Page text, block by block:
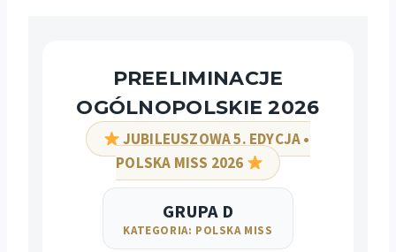
PREELIMINACJE
OGÓLNOPOLSKIE 2026
JUBILEUSZOWA 5. EDYCJA •
POLSKA MISS 2026
GRUPA D
KATEGORIA: POLSKA MISS